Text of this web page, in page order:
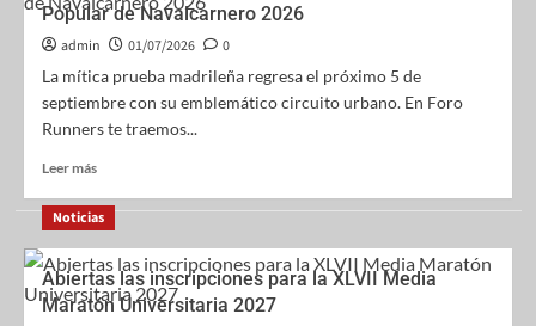
Popular de Navalcarnero 2026
admin 01/07/2026
0
La mítica prueba madrileña regresa el próximo 5 de
septiembre con su emblemático circuito urbano. En Foro
Runners te traemos...
Leer más
Noticias
Abiertas las inscripciones para la XLVII Media
Maratón Universitaria 2027